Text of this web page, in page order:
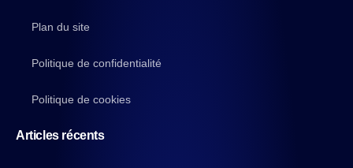
Plan du site
Politique de confidentialité
Politique de cookies
Articles récents